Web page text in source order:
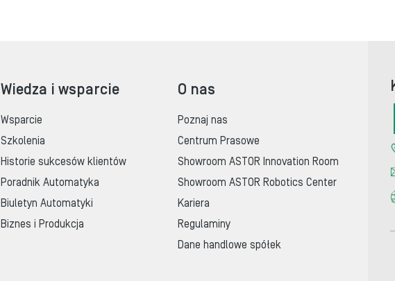
Wiedza i wsparcie
Wsparcie
Szkolenia
Historie sukcesów klientów
Poradnik Automatyka
Biuletyn Automatyki
Biznes i Produkcja
O nas
Poznaj nas
Centrum Prasowe
Showroom ASTOR Innovation Room
Showroom ASTOR Robotics Center
Kariera
Regulaminy
Dane handlowe spółek